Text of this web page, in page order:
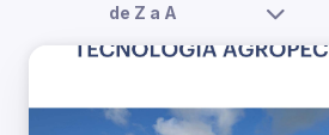
de Z a A